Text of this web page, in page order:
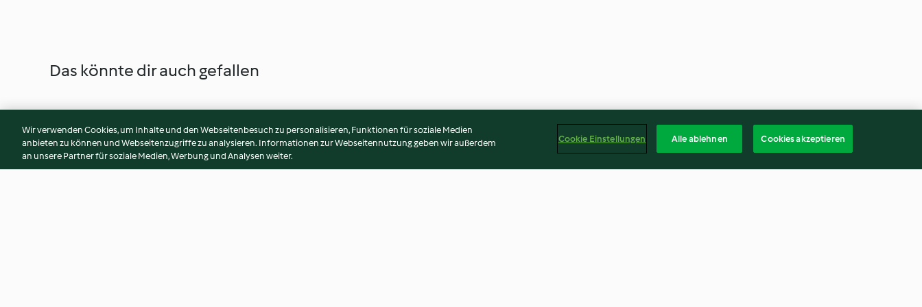
Das könnte dir auch gefallen
Wir verwenden Cookies, um Inhalte und den Webseitenbesuch zu personalisieren, Funktionen für soziale Medien
anbieten zu können und Webseitenzugriffe zu analysieren. Informationen zur Webseitennutzung geben wir außerdem
an unsere Partner für soziale Medien, Werbung und Analysen weiter.
Cookie Einstellungen Alle ablehnen Cookies akzeptieren